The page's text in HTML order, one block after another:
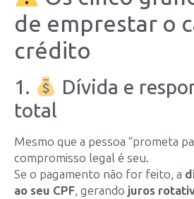
de emprestar o
crédito
1.
Dívida e
total
Mesmo que a pessoa “prometa
compromisso legal é seu.
Se o pagamento não for feito, a
ao seu CPF, gerando juros